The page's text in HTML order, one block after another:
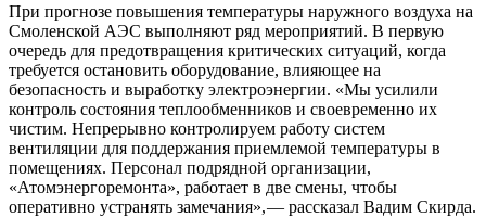
При прогнозе повышения температуры наружного воздуха на
Смоленской АЭС выполняют ряд мероприятий. В первую
очередь для предотвращения критических ситуаций, когда
требуется остановить оборудование, влияющее на
безопасность и выработку электроэнергии. «Мы усилили
контроль состояния теплообменников и своевременно их
чистим. Непрерывно контролируем работу систем
вентиляции для поддержания приемлемой температуры в
помещениях. Персонал подрядной организации,
«Атомэнергоремонта», работает в две смены, чтобы
оперативно устранять замечания», — рассказал Вадим Скирда.